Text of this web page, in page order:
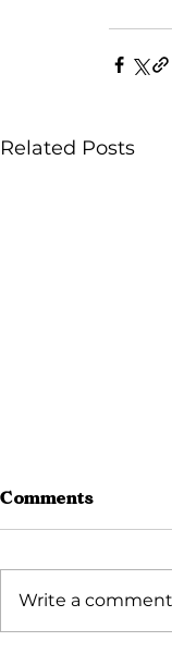
Related Posts
Comments
Write a